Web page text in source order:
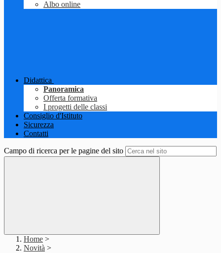
Albo online
Didattica
Panoramica
Offerta formativa
I progetti delle classi
Consiglio d'Istituto
Sicurezza
Contatti
Campo di ricerca per le pagine del sito
Home >
Novità >